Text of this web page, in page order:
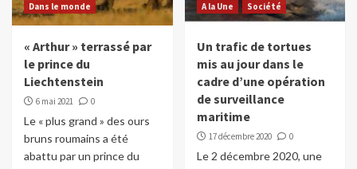
Dans le monde
« Arthur » terrassé par
le prince du
Liechtenstein
6 mai 2021 0
Le « plus grand » des ours
bruns roumains a été
abattu par un prince du
A la Une Société
Un trafic de tortues
mis au jour dans le
cadre d’une opération
de surveillance
maritime
17 décembre 2020 0
Le 2 décembre 2020, une